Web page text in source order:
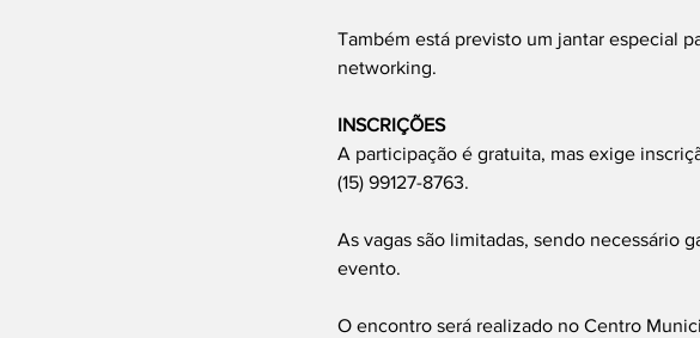
Também está previsto um jantar especial
networking.
INSCRIÇÕES
A participação é gratuita, mas exige
(15) 99127-8763.
As vagas são limitadas, sendo necessário
evento.
O encontro será realizado no Centro